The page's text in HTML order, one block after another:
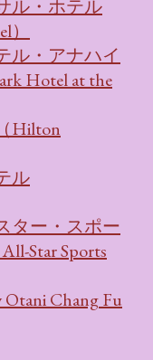
ル・ホテル
ル・アナハイ
Hotel at the
Hilton
ル
ター・スポー
Star Sports
Chang Fu